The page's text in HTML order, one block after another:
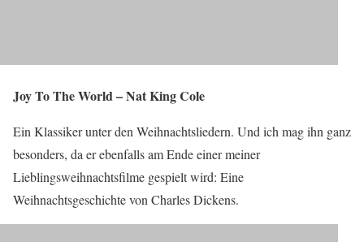
Joy To The World – Nat King Cole
Ein Klassiker unter den Weihnachtsliedern. Und ich mag ihn ganz
besonders, da er ebenfalls am Ende einer meiner
Lieblingsweihnachtsfilme gespielt wird: Eine
Weihnachtsgeschichte von Charles Dickens.